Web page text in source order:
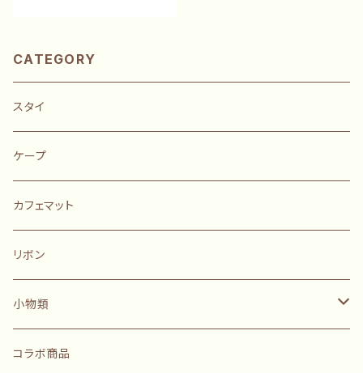
CATEGORY
スタイ
ケープ
カフェマット
リボン
小物類
ポーチ
コラボ商品